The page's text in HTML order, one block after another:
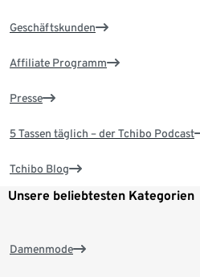
Geschäftskunden
Affiliate Programm
Presse
5 Tassen täglich – der Tchibo Podcast
Tchibo Blog
Unsere beliebtesten Kategorien
Damenmode